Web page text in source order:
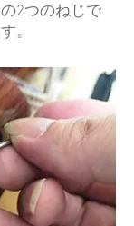
2つのねじで
。